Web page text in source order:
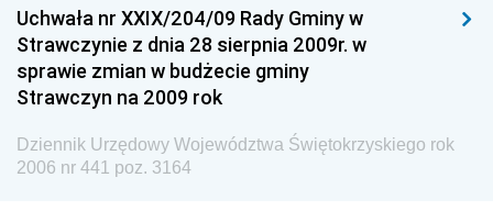
Dziennik Urzędowy Ministra Przemysłu
Dziennik Urzędowy Ministra Finansów i Gospodarki
Dziennik Urzędowy Ministra do Spraw Unii
Dziennik Urzędowy Agencji Wywiadu
Uchwała nr XXIX/204/09 Rady Gminy w
Strawczynie z dnia 28 sierpnia 2009r. w
sprawie zmian w budżecie gminy
Strawczyn na 2009 rok
Dziennik Urzędowy Województwa Świętokrzyskiego rok
2006 nr 441 poz. 3164